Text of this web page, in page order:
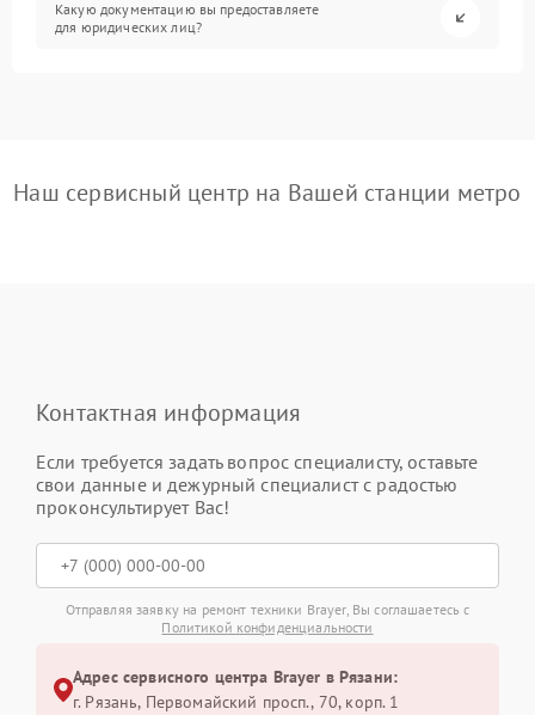
Какую документацию вы предоставляете
для юридических лиц?
Наш сервисный центр на Вашей станции метро
Контактная информация
Если требуется задать вопрос специалисту, оставьте
свои данные и дежурный специалист с радостью
проконсультирует Вас!
Отправляя заявку на ремонт техники Brayer, Вы соглашаетесь с
Политикой конфиденциальности
Адрес сервисного центра Brayer в Рязани:
г. Рязань, Первомайский просп., 70, корп. 1